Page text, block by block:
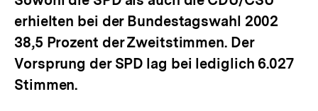
erhielten bei der Bundestagswahl 2002
38,5 Prozent der Zweitstimmen. Der
Vorsprung der SPD lag bei lediglich 6.027
Stimmen.